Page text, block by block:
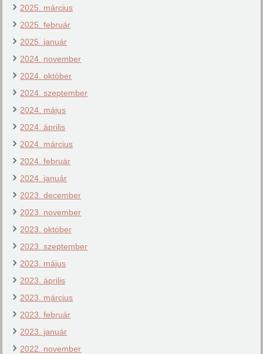
2025. március
2025. február
2025. január
2024. november
2024. október
2024. szeptember
2024. május
2024. április
2024. március
2024. február
2024. január
2023. december
2023. november
2023. október
2023. szeptember
2023. május
2023. április
2023. március
2023. február
2023. január
2022. november